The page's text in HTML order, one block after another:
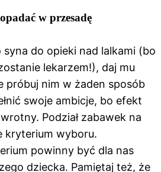
w przesadę
do opieki nad lalkami (bo
lekarzem!), daj mu
próbuj nim w żaden sposób
swoje ambicje, bo efekt
Podział zabawek na
kryterium wyboru.
powinny być dla nas
dziecka. Pamiętaj też, że